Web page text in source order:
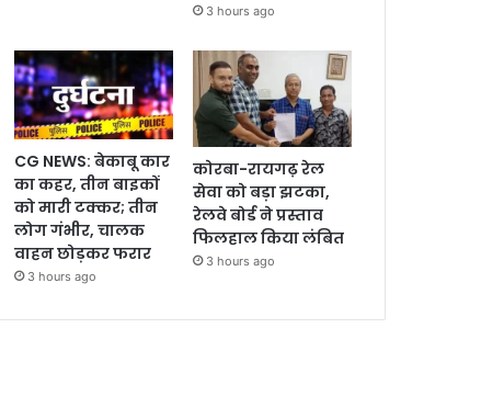
3 hours ago
CG NEWS: बेकाबू कार
का कहर, तीन बाइकों
को मारी टक्कर; तीन
लोग गंभीर, चालक
वाहन छोड़कर फरार
3 hours ago
कोरबा-रायगढ़ रेल
सेवा को बड़ा झटका,
रेलवे बोर्ड ने प्रस्ताव
फिलहाल किया लंबित
3 hours ago